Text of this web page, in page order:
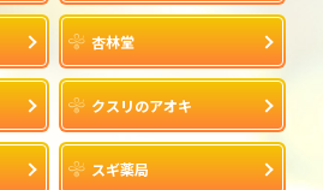
杏林堂
クスリのアオキ
スギ薬局